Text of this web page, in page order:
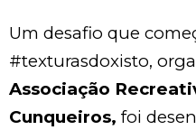
Um desafio que
#texturasdoxisto,
Associação
Cunqueiros, foi